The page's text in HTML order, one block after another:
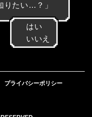
り た い … ？ 」
はい
いいえ
プライバシーポリシー